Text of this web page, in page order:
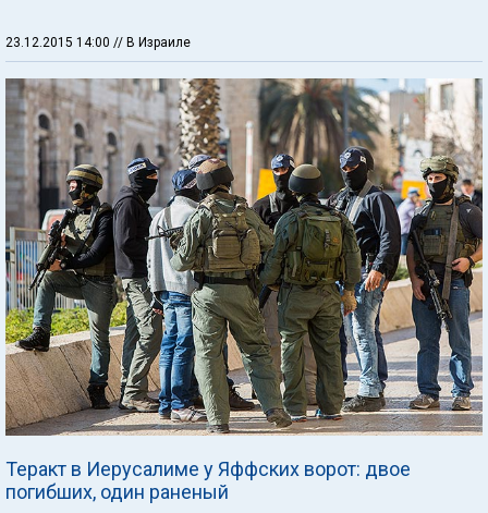
23.12.2015 14:00 // В Израиле
Теракт в Иерусалиме у Яффских ворот: двое
погибших, один раненый